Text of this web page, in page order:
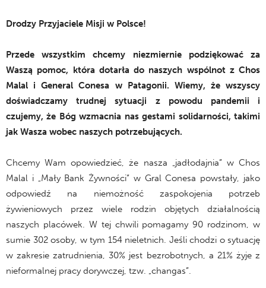
Drodzy Przyjaciele Misji w Polsce!
Przede wszystkim chcemy niezmiernie podziękować za
Waszą pomoc, która dotarła do naszych wspólnot z Chos
Malal i General Conesa w Patagonii. Wiemy, że wszyscy
doświadczamy trudnej sytuacji z powodu pandemii i
czujemy, że Bóg wzmacnia nas gestami solidarności, takimi
jak Wasza wobec naszych potrzebujących.
Chcemy Wam opowiedzieć, że nasza „jadłodajnia” w Chos
Malal i „Mały Bank Żywności” w Gral Conesa powstały, jako
odpowiedź na niemożność zaspokojenia potrzeb
żywieniowych przez wiele rodzin objętych działalnością
naszych placówek. W tej chwili pomagamy 90 rodzinom, w
sumie 302 osoby, w tym 154 nieletnich. Jeśli chodzi o sytuację
w zakresie zatrudnienia, 30% jest bezrobotnych, a 21% żyje z
nieformalnej pracy dorywczej, tzw. „changas”.